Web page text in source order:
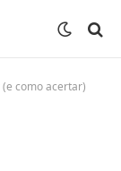
como acertar)